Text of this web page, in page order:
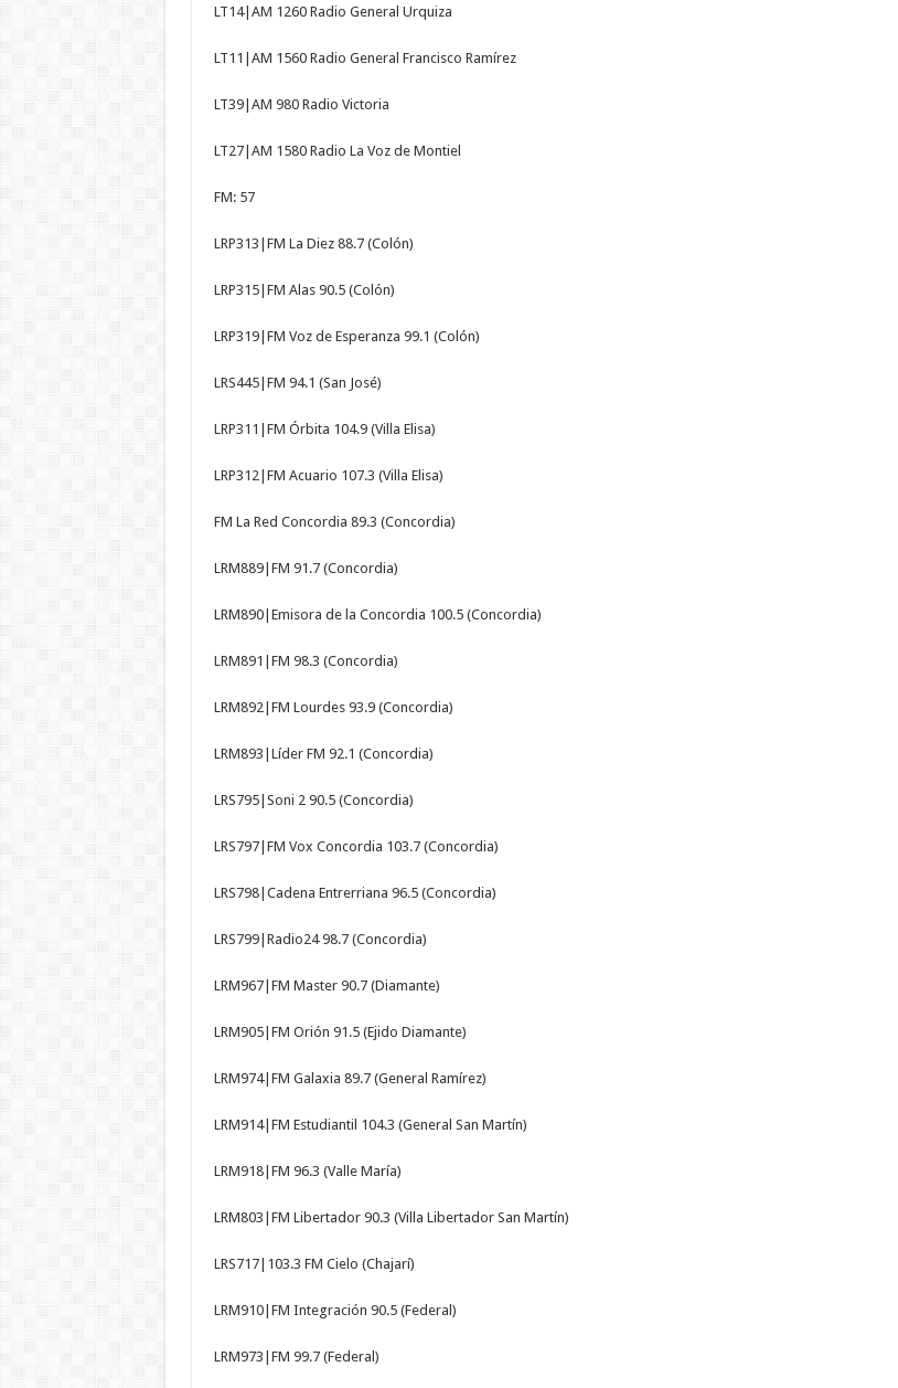
LT14|AM 1260 Radio General Urquiza
LT11|AM 1560 Radio General Francisco Ramírez
LT39|AM 980 Radio Victoria
LT27|AM 1580 Radio La Voz de Montiel
FM: 57
LRP313|FM La Diez 88.7 (Colón)
LRP315|FM Alas 90.5 (Colón)
LRP319|FM Voz de Esperanza 99.1 (Colón)
LRS445|FM 94.1 (San José)
LRP311|FM Órbita 104.9 (Villa Elisa)
LRP312|FM Acuario 107.3 (Villa Elisa)
FM La Red Concordia 89.3 (Concordia)
LRM889|FM 91.7 (Concordia)
LRM890|Emisora de la Concordia 100.5 (Concordia)
LRM891|FM 98.3 (Concordia)
LRM892|FM Lourdes 93.9 (Concordia)
LRM893|Líder FM 92.1 (Concordia)
LRS795|Soni 2 90.5 (Concordia)
LRS797|FM Vox Concordia 103.7 (Concordia)
LRS798|Cadena Entrerriana 96.5 (Concordia)
LRS799|Radio24 98.7 (Concordia)
LRM967|FM Master 90.7 (Diamante)
LRM905|FM Orión 91.5 (Ejido Diamante)
LRM974|FM Galaxia 89.7 (General Ramírez)
LRM914|FM Estudiantil 104.3 (General San Martín)
LRM918|FM 96.3 (Valle María)
LRM803|FM Libertador 90.3 (Villa Libertador San Martín)
LRS717|103.3 FM Cielo (Chajarí)
LRM910|FM Integración 90.5 (Federal)
LRM973|FM 99.7 (Federal)